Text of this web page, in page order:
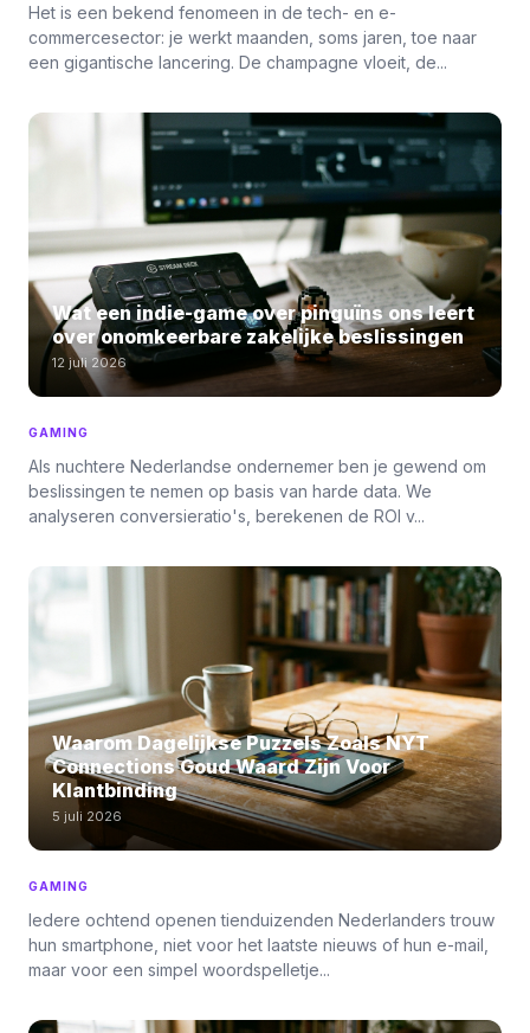
Het is een bekend fenomeen in de tech- en e-
commercesector: je werkt maanden, soms jaren, toe naar
een gigantische lancering. De champagne vloeit, de...
Wat een indie-game over pinguïns ons leert
over onomkeerbare zakelijke beslissingen
12 juli 2026
GAMING
Als nuchtere Nederlandse ondernemer ben je gewend om
beslissingen te nemen op basis van harde data. We
analyseren conversieratio's, berekenen de ROI v...
Waarom Dagelijkse Puzzels Zoals NYT
Connections Goud Waard Zijn Voor
Klantbinding
5 juli 2026
GAMING
Iedere ochtend openen tienduizenden Nederlanders trouw
hun smartphone, niet voor het laatste nieuws of hun e-mail,
maar voor een simpel woordspelletje...